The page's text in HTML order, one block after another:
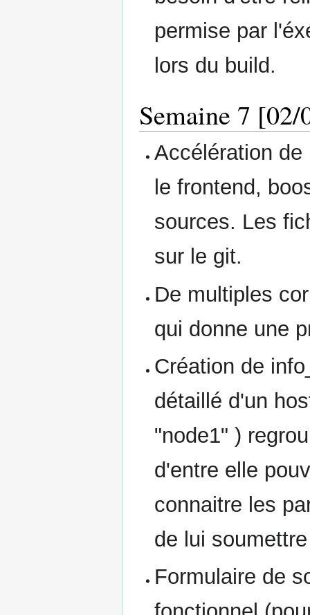
permise par
lors du build.
Semaine 7
Accélération
le frontend,
sources. Les
sur le git.
De multiples
qui donne une
Création de
détaillé d'un
"node1" )
d'entre elle
connaitre les
de lui
Formulaire de